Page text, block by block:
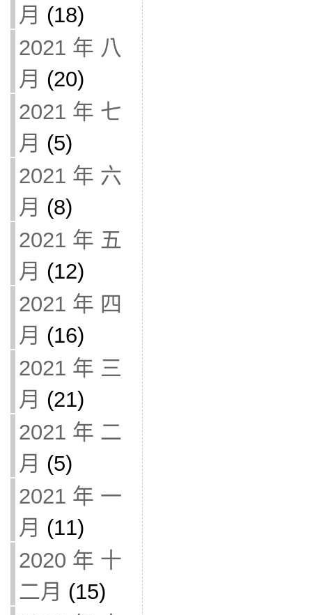
月 (18)
2021 年 八
月 (20)
2021 年 七
月 (5)
2021 年 六
月 (8)
2021 年 五
月 (12)
2021 年 四
月 (16)
2021 年 三
月 (21)
2021 年 二
月 (5)
2021 年 一
月 (11)
2020 年 十
二月 (15)